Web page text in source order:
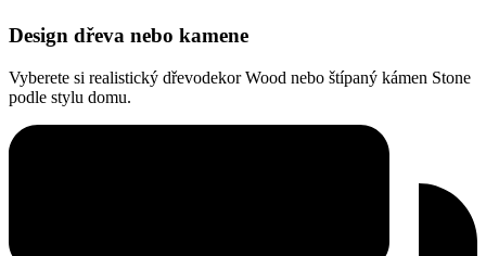
Design dřeva nebo kamene
Vyberete si realistický dřevodekor Wood nebo štípaný kámen Stone
podle stylu domu.